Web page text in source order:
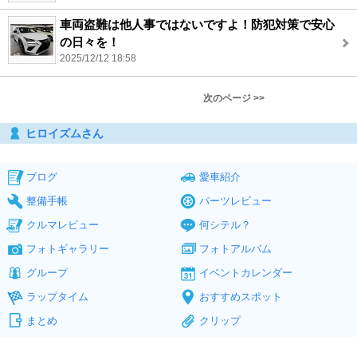
車両盗難は他人事ではないですよ！防犯対策で安心
の日々を！
2025/12/12 18:58
次のページ >>
ヒロイズムさん
ブログ
愛車紹介
整備手帳
パーツレビュー
クルマレビュー
何シテル？
フォトギャラリー
フォトアルバム
グループ
イベントカレンダー
ラップタイム
おすすめスポット
まとめ
クリップ